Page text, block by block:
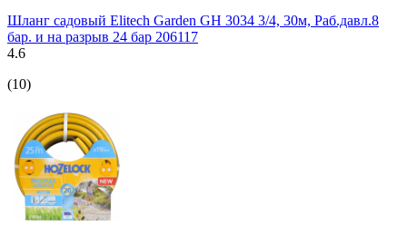
Шланг садовый Elitech Garden GH 3034 3/4, 30м, Раб.давл.8
бар. и на разрыв 24 бар 206117
4.6
(10)